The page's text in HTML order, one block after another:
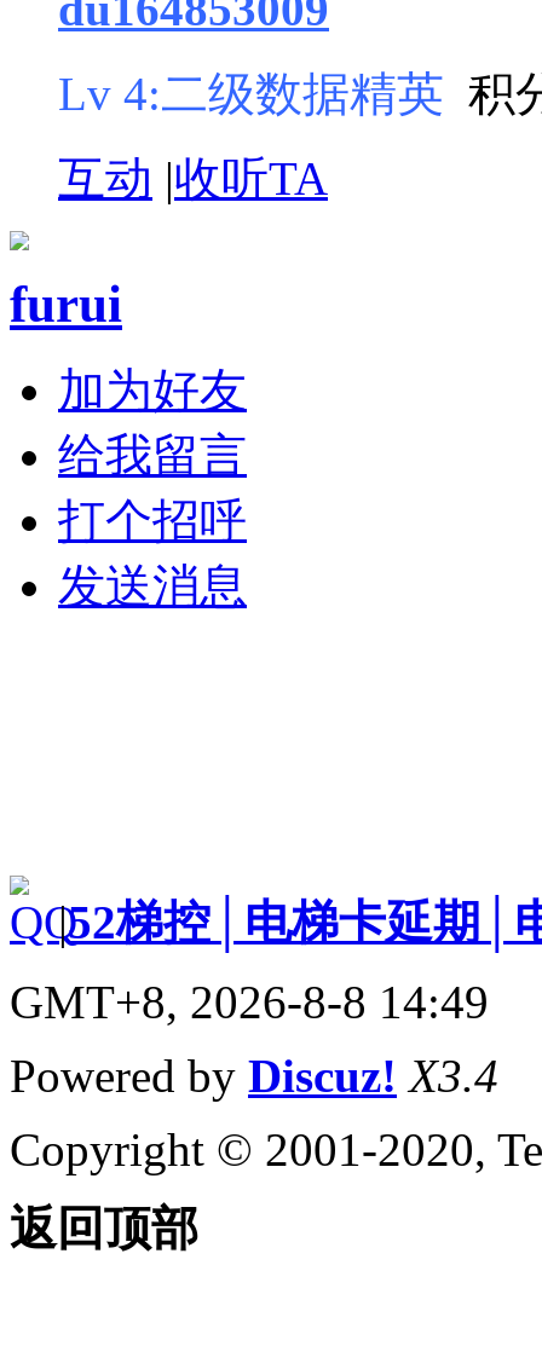
Lv 4:二级数据精英 积
互动 |收听TA
furui
加为好友
给我留言
打个招呼
发送消息
|52梯控│电梯卡延期│
GMT+8, 2026-8-8 14:49
Powered by Discuz! X3.4
Copyright © 2001-2020,
返回顶部